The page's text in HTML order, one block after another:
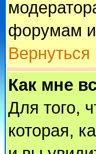
форумам и
Вернуться
Как мне
Для того,
которая,